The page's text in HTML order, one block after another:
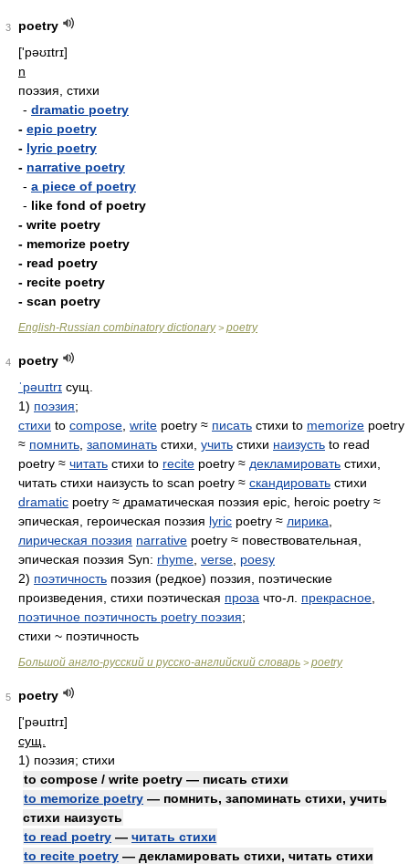
3
poetry
['pəʊɪtrɪ]
n
поэзия, стихи
- dramatic poetry
- epic poetry
- lyric poetry
- narrative poetry
- a piece of poetry
- like fond of poetry
- write poetry
- memorize poetry
- read poetry
- recite poetry
- scan poetry
English-Russian combinatory dictionary> poetry
4
poetry
ˈpəuɪtrɪ сущ.
1) поэзия;
стихи to compose write poetry ≈ писать стихи to memorize poetry
≈ помнить запоминать стихи, учить стихи наизусть to read
poetry ≈ читать стихи to recite poetry ≈ декламировать стихи,
читать стихи наизусть to scan poetry ≈ скандировать стихи
dramatic poetry ≈ драматическая поэзия epic, heroic poetry ≈
эпическая, героическая поэзия lyric poetry ≈ лирика
лирическая поэзия narrative poetry ≈ повествовательная,
эпическая поэзия Syn: rhyme verse poesy
2) поэтичность поэзия (редкое) поэзия, поэтические
произведения, стихи поэтическая проза что-л. прекрасное
поэтичное поэтичность poetry поэзия;
стихи ~ поэтичность
Большой англо-русский и русско-английский словарь > poetry
5
poetry
['pəuɪtrɪ]
сущ.
1) поэзия; стихи
to compose / write poetry — писать стихи
to memorize poetry — помнить, запоминать стихи, учить
стихи наизусть
to read poetry — читать стихи
to recite poetry — декламировать стихи, читать стихи